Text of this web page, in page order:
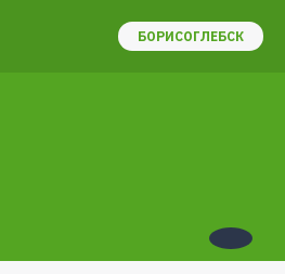
БОРИСОГЛЕБСК